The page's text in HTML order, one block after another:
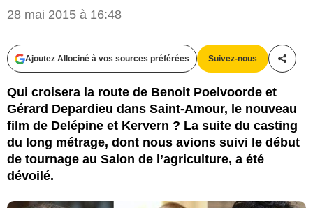
28 mai 2015 à 16:48
Ajoutez Allociné à vos sources préférées Suivez-nous
Qui croisera la route de Benoit Poelvoorde et
Gérard Depardieu dans Saint-Amour, le nouveau
film de Delépine et Kervern ? La suite du casting
du long métrage, dont nous avions suivi le début
de tournage au Salon de l’agriculture, a été
dévoilé.
D.R. / StudioCanal / Le Pacte